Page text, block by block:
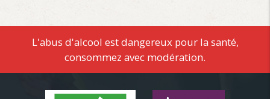
L'abus d'alcool est dangereux pour la santé,
consommez avec modération.